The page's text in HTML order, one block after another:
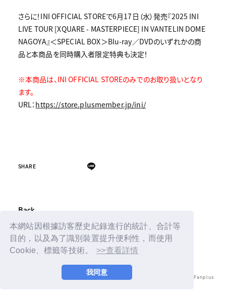
本網站因根據訪客歷史紀錄進行的統計、合計等
目的，以及為了識別裝置提升便利性，而使用
Cookie、標籤等技術。
>>查看詳情
我同意
さらに！INI OFFICIAL STOREで6月17日（水）発売『2025 INI
LIVE TOUR [XQUARE - MASTERPIECE] IN VANTELIN DOME
NAGOYA』＜SPECIAL BOX＞Blu-ray／DVDのいずれかの商
品と本商品を同時購入者限定特典も決定！
※本商品は、INI OFFICIAL STOREのみでのお取り扱いとなり
ます。
URL： https://store.plusmember.jp/ini/
SHARE
Back
© LAPONE ENTERTAINMENT / Fanplus